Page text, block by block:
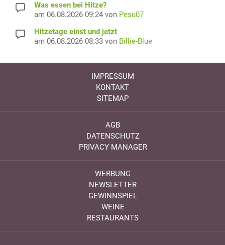
Was essen bei Hitze?
am 06.08.2026 09:24 von Pesu07
Hitzetage einst und jetzt
am 06.08.2026 08:33 von Billie-Blue
IMPRESSUM
KONTAKT
SITEMAP
AGB
DATENSCHUTZ
PRIVACY MANAGER
WERBUNG
NEWSLETTER
GEWINNSPIEL
WEINE
RESTAURANTS